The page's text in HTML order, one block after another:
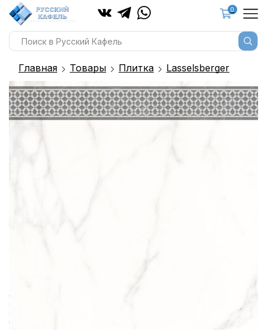
0
Главная Товары Плитка Lasselsberger